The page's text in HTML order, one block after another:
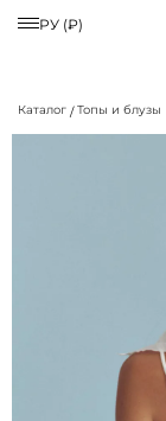
РУ (₽)
Каталог Топы и блузы